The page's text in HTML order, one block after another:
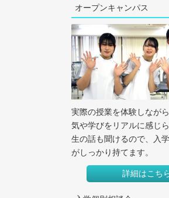
オープンキャンパス
実際の授業を体験しなが
気や学びをリアルに感じ
生の話も聞けるので、入
がしっかり持てます。
詳細はこち